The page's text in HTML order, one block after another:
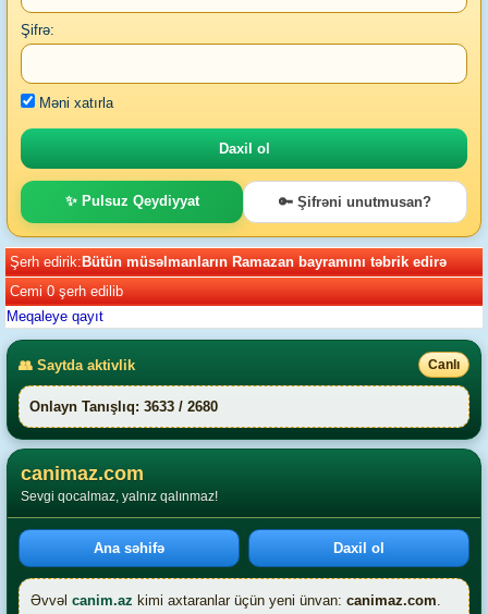
Şifrə:
Məni xatırla
✨ Pulsuz Qeydiyyat 🔑 Şifrəni unutmusan?
Şerh edirik:Bütün müsəlmanların Ramazan bayramını təbrik edirə
Cemi 0 şerh edilib
Meqaleye qayıt
👥 Saytda aktivlik Canlı
Onlayn Tanışlıq: 3633 / 2680
canimaz.com
Sevgi qocalmaz, yalnız qalınmaz!
Ana səhifə Daxil ol
Əvvəl canim.az kimi axtaranlar üçün yeni ünvan: canimaz.com.